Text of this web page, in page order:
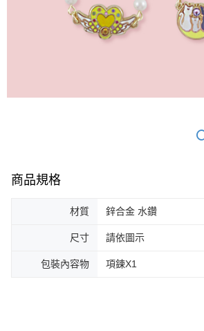
商品規格
材質 鋅合金 水鑽
尺寸 請依圖示
包裝內容物 項鍊X1